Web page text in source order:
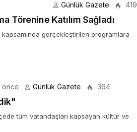
Günlük Gazete
419
Törenine Katılım Sağladı
kapsamında gerçekleştirilen programlara
önce Günlük Gazete 364
tüm vatandaşları kapsayan kültür ve